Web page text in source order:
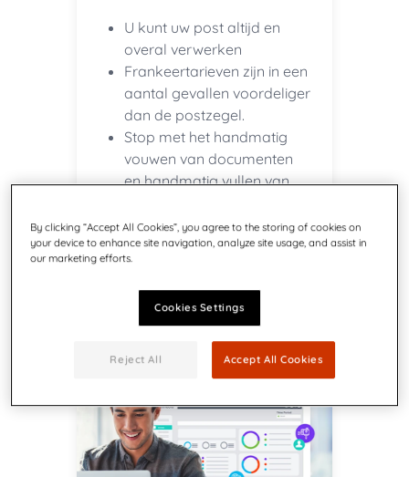
U kunt uw post altijd en
overal verwerken
Frankeertarieven zijn in een
aantal gevallen voordeliger
dan de postzegel.
Stop met het handmatig
vouwen van documenten
en handmatig vullen van
Oplossingen voor
kleine bedrijven
By clicking “Accept All Cookies”, you agree to the storing of cookies on
your device to enhance site navigation, analyze site usage, and assist in
our marketing efforts.
Cookies Settings
Reject All Accept All Cookies